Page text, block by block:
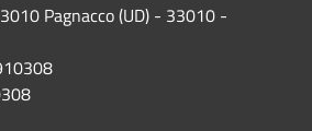
Pagnacco (UD) - 33010 -